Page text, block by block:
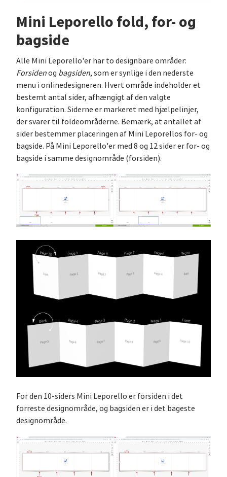
Mini Leporello fold, for- og
bagside
Alle Mini Leporello'er har to designbare områder:
Forsidenog bagsiden, som er synlige i den nederste
menu i onlinedesigneren. Hvert område indeholder et
bestemt antal sider, afhængigt af den valgte
konfiguration. Siderne er markeret med hjælpelinjer,
der svarer til foldeområderne. Bemærk, at antallet af
sider bestemmer placeringen af Mini Leporellos for- og
bagside. På Mini Leporello'er med 8 og 12 sider er for- og
bagside i samme designområde (forsiden).
For den 10-siders Mini Leporello er forsiden i det
forreste designområde, og bagsiden er i det bageste
designområde.